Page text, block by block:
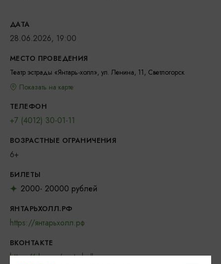
ДАТА
28.06.2026, 19:00
МЕСТО ПРОВЕДЕНИЯ
Театр эстрады «Янтарь-холл», ул. Ленина, 11, Светлогорск
Показать на карте
ТЕЛЕФОН
+7 (4012) 30-01-11
ВОЗРАСТНЫЕ ОГРАНИЧЕНИЯ
6+
БИЛЕТЫ
2000- 20000 рублей
ЯНТАРЬХОЛЛ.РФ
https://янтарьхолл.рф
ВКОНТАКТЕ
https://vk.com/yantarholl